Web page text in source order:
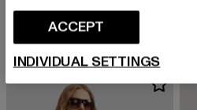
EUR 39,99
Derzeitiger Preis: EUR 39,99
ACCEPT
INDIVIDUAL SETTINGS